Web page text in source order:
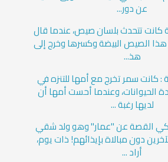
عن دور...
كانت تتحدث بلسان صيص، عندما قال
هذا الصيص البيضة وكسرها وخرج إلى
هذ...
: كانت سمر تخرج مع أمها للتنزه في
الحيوانات، وعندما أحست أمها أن
لديها رغبة ...
القصة عن "عمار" وهو ولد شقي
دون مبالاة بإيذائهم! ذات يوم،
أراد ...